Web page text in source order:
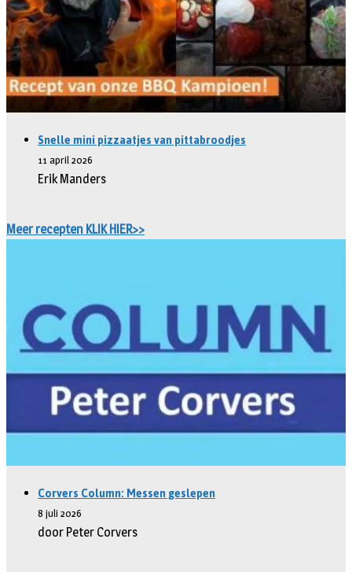
Snelle mini pizzaatjes van pittabroodjes
11 april 2026
Erik Manders
Meer recepten KLIK HIER>>
Corvers Column: Messen geslepen
8 juli 2026
door Peter Corvers